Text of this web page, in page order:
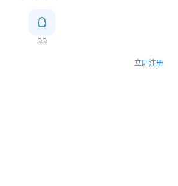
QQ
立即注册